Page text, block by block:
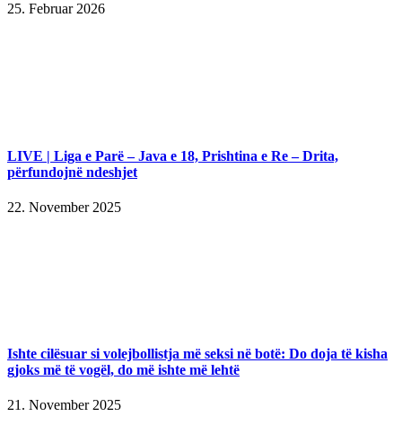
25. Februar 2026
LIVE | Liga e Parë – Java e 18, Prishtina e Re – Drita,
përfundojnë ndeshjet
22. November 2025
Ishte cilësuar si volejbollistja më seksi në botë: Do doja të kisha
gjoks më të vogël, do më ishte më lehtë
21. November 2025